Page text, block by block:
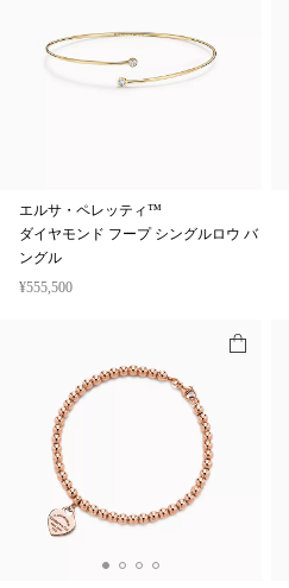
エルサ・ペレッティ™
ダイヤモンド フープ シングルロウ バ
ングル
¥555,500